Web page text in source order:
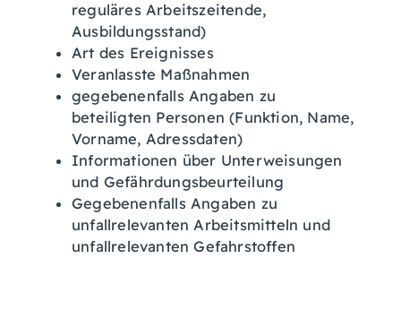
reguläres Arbeitszeitende,
Ausbildungsstand)
Art des Ereignisses
Veranlasste Maßnahmen
gegebenenfalls Angaben zu
beteiligten Personen (Funktion, Name,
Vorname, Adressdaten)
Informationen über Unterweisungen
und Gefährdungsbeurteilung
Gegebenenfalls Angaben zu
unfallrelevanten Arbeitsmitteln und
unfallrelevanten Gefahrstoffen